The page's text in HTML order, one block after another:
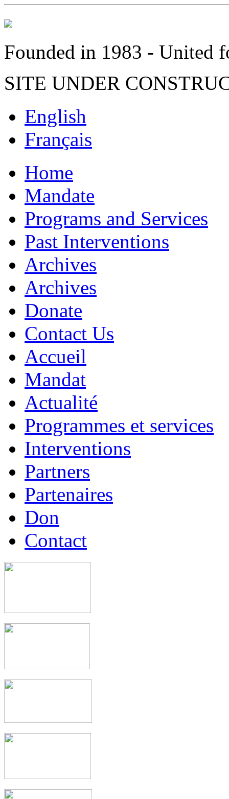
Founded in 1983 - United
SITE UNDER
English
Français
Home
Mandate
Programs and Services
Past Interventions
Archives
Archives
Donate
Contact Us
Accueil
Mandat
Actualité
Programmes et services
Interventions
Partners
Partenaires
Don
Contact